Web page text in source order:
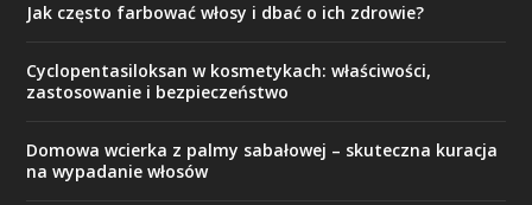
Jak często farbować włosy i dbać o ich zdrowie?
Cyclopentasiloksan w kosmetykach: właściwości,
zastosowanie i bezpieczeństwo
Domowa wcierka z palmy sabałowej – skuteczna kuracja
na wypadanie włosów